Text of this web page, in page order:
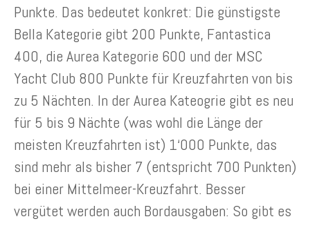
Punkte. Das bedeutet konkret: Die günstigste
Bella Kategorie gibt 200 Punkte, Fantastica
400, die Aurea Kategorie 600 und der MSC
Yacht Club 800 Punkte für Kreuzfahrten von bis
zu 5 Nächten. In der Aurea Kateogrie gibt es neu
für 5 bis 9 Nächte (was wohl die Länge der
meisten Kreuzfahrten ist) 1‘000 Punkte, das
sind mehr als bisher 7 (entspricht 700 Punkten)
bei einer Mittelmeer-Kreuzfahrt. Besser
vergütet werden auch Bordausgaben: So gibt es